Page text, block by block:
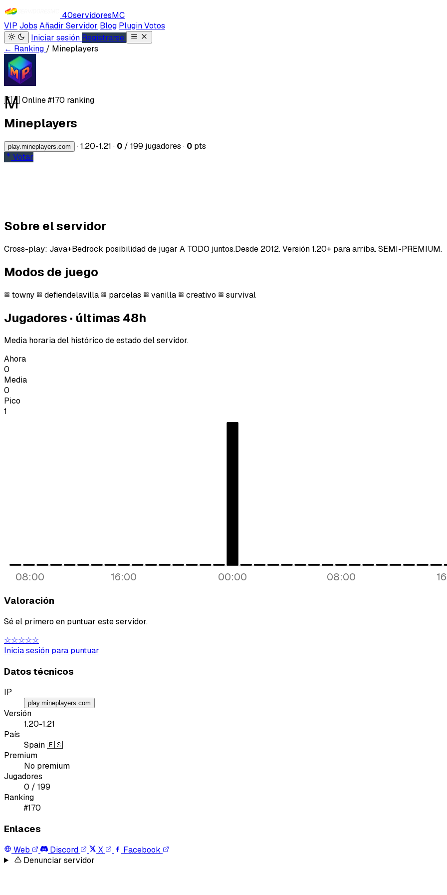
40servidoresMC
VIP Jobs Añadir Servidor Blog Plugin Votos
Iniciar sesión Registrarse
← Ranking / Mineplayers
M
🇪🇸Online#170 ranking
Mineplayers
play.mineplayers.com ·1.20-1.21 · 0 / 199 jugadores · 0 pts
Votar
Sobre el servidor
Cross-play: Java+Bedrock posibilidad de jugar A TODO juntos.Desde 2012. Versión 1.20+ para arriba. SEMI-PREMIUM.
Modos de juego
towny defiendelavilla parcelas vanilla creativo survival
Jugadores · últimas 48h
Media horaria del histórico de estado del servidor.
Ahora
0
Media
0
Pico
1
08:00 16:00 00:00 08:00
Valoración
Sé el primero en puntuar este servidor.
☆☆☆☆☆
Inicia sesión para puntuar
Datos técnicos
IP
play.mineplayers.com
Versión
1.20-1.21
País
Spain 🇪🇸
Premium
No premium
Jugadores
0 / 199
Ranking
#170
Enlaces
Web Discord X
Facebook
Denunciar servidor
Email